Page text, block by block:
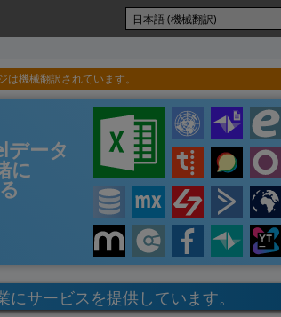
は機械翻訳されています。
データ
に
にサービスを提供しています。